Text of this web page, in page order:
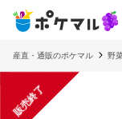
産直・通販のポケマル 野
販売終了